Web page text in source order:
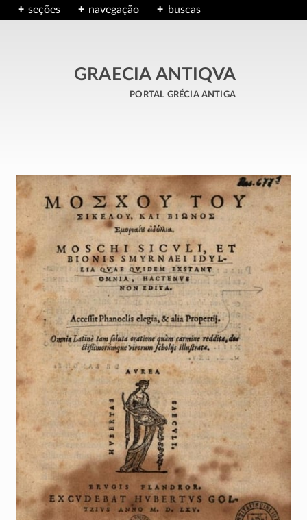
seções navegação buscas
GRAECIA ANTIQVA
portal grécia antiga